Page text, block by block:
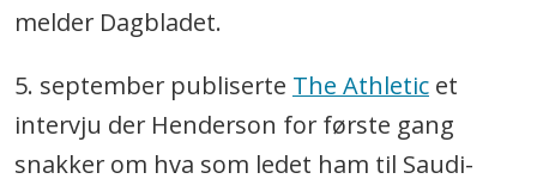
melder Dagbladet.
5. september publiserte The Athleticet
intervju der Henderson for første gang
snakker om hva som ledet ham til Saudi-